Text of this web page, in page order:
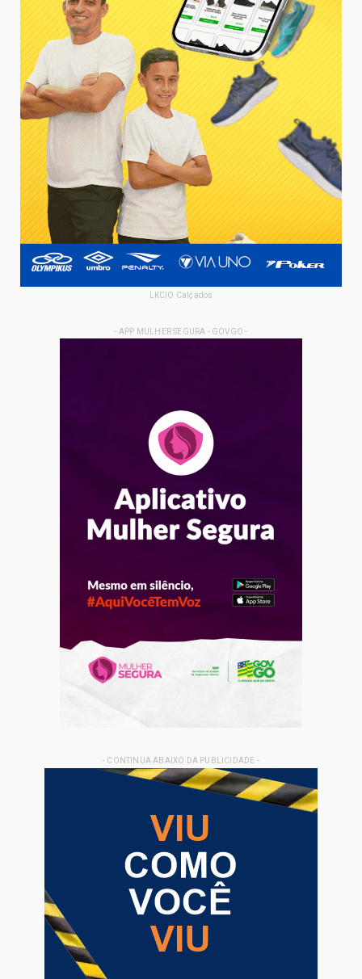
LKCIO Calçados
- APP MULHER SEGURA - GOVGO -
- CONTINUA ABAIXO DA PUBLICIDADE -